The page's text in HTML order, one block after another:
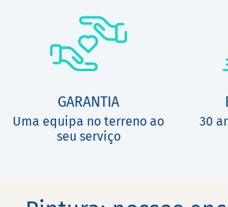
GARANTIA
Uma equipa no terreno ao
seu serviço
30